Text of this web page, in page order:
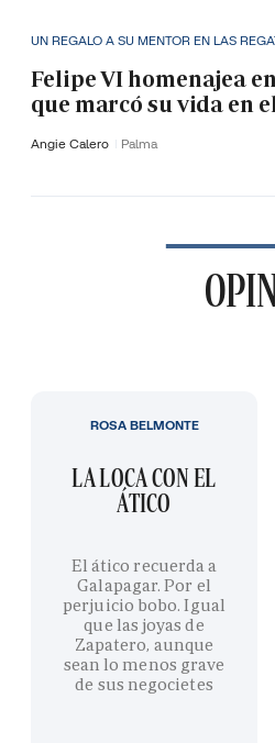
UN REGALO A SU MENTOR EN LAS
Felipe VI homenajea
que marcó su vida en
Angie Calero Palma
LA LOCA CON EL
ÁTICO
El ático recuerda a
Galapagar. Por el
perjuicio bobo. Igual
que las joyas de
Zapatero, aunque
sean lo menos grave
de sus negocietes
ROSA BELMONTE